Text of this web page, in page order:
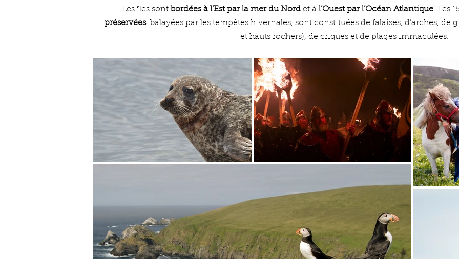
Les îles sont bordées à l’Est par la mer du Nordet à l’Ouest par l’Océan Atlantique. Les
préservées, balayées par les tempêtes hivernales, sont constituées de falaises, d’arches, de
et hauts rochers), de criques et de plages immaculées.